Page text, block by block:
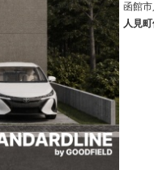
函館
人見